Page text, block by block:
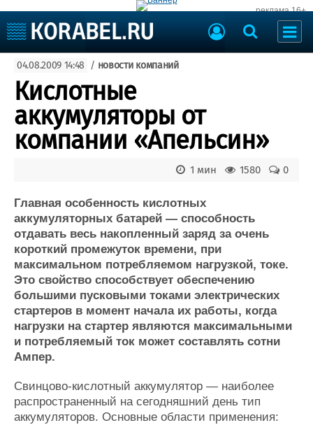
реклама 16+
Судоходство
Судоремонт
События
Порты
Рыболовство
ВМФ
Судостроение
Пульс
Новости
Компании
Репутация
Работа
Крюинг
Журнал
Реклама
Торговая площадка
Доска объявлений
Продажа флота
Оборудование
Изделия
Материалы
Услуги
Конференции
Выставки и семинары
Личности
Флот
Галерея флота
Форум
04.08.2009 14:48 / новости компаний
Кислотные
аккумуляторы от
компании «Апельсин»
0
1580
1 мин
Главная особенность кислотных
аккумуляторных батарей — способность
отдавать весь накопленный заряд за очень
короткий промежуток времени, при
максимальном потребляемом нагрузкой, токе.
Это свойство способствует обеспечению
большими пусковыми токами электрических
стартеров в момент начала их работы, когда
нагрузки на стартер являются максимальными
и потребляемый ток может составлять сотни
Ампер.
Свинцово-кислотный аккумулятор — наиболее
распространенный на сегодняшний день тип
аккумуляторов. Основные области применения: